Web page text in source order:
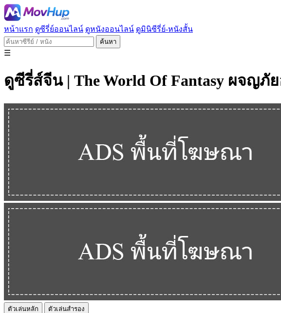
หน้าแรก ดูซีรี่ย์ออนไลน์ ดูหนังออนไลน์ ดูมินิซีรี่ย์-หนังสั้น
ค้นหา
☰
ดูซีรี่ส์จีน | The World Of Fantasy ผจญ
ตัวเล่นหลัก ตัวเล่นสำรอง